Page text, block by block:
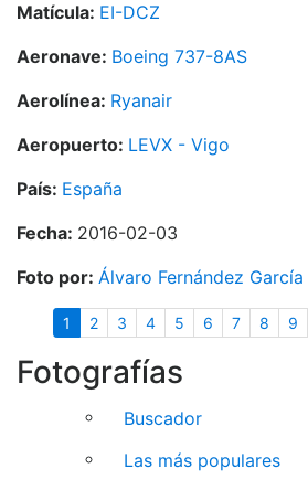
Matícula: EI-DCZ
Aeronave: Boeing 737-8AS
Aerolínea: Ryanair
Aeropuerto: LEVX - Vigo
País: España
Fecha: 2016-02-03
Foto por: Álvaro Fernández García
1 (actual)
2 3 4 5 6 7 8 9
Fotografías
Buscador
Las más populares